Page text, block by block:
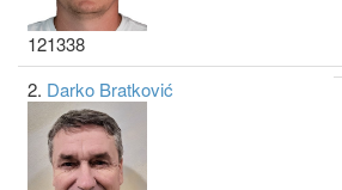
121338
2. Darko Bratković